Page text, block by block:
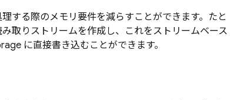
する際のメモリ要件を減らすことができます。たと
取りストリームを作成し、これをストリームベース
に直接書き込むことができます。